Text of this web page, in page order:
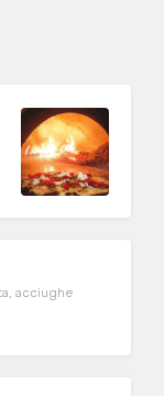
acciughe